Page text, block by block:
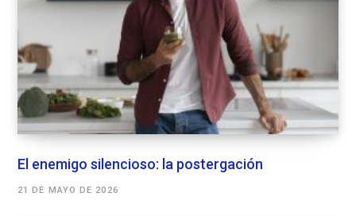
El enemigo silencioso: la postergación
21 DE MAYO DE 2026